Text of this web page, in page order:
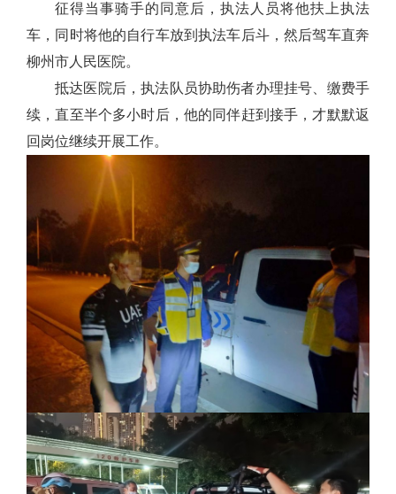
征得当事骑手的同意后，执法人员将他扶上执法
车，同时将他的自行车放到执法车后斗，然后驾车直奔
柳州市人民医院。
抵达医院后，执法队员协助伤者办理挂号、缴费手
续，直至半个多小时后，他的同伴赶到接手，才默默返
回岗位继续开展工作。